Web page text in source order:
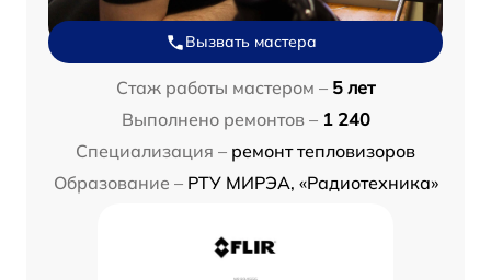
Вызвать мастера
Стаж работы мастером – 5 лет
Выполнено ремонтов – 1 240
Специализация – ремонт тепловизоров
Образование – РТУ МИРЭА, «Радиотехника»